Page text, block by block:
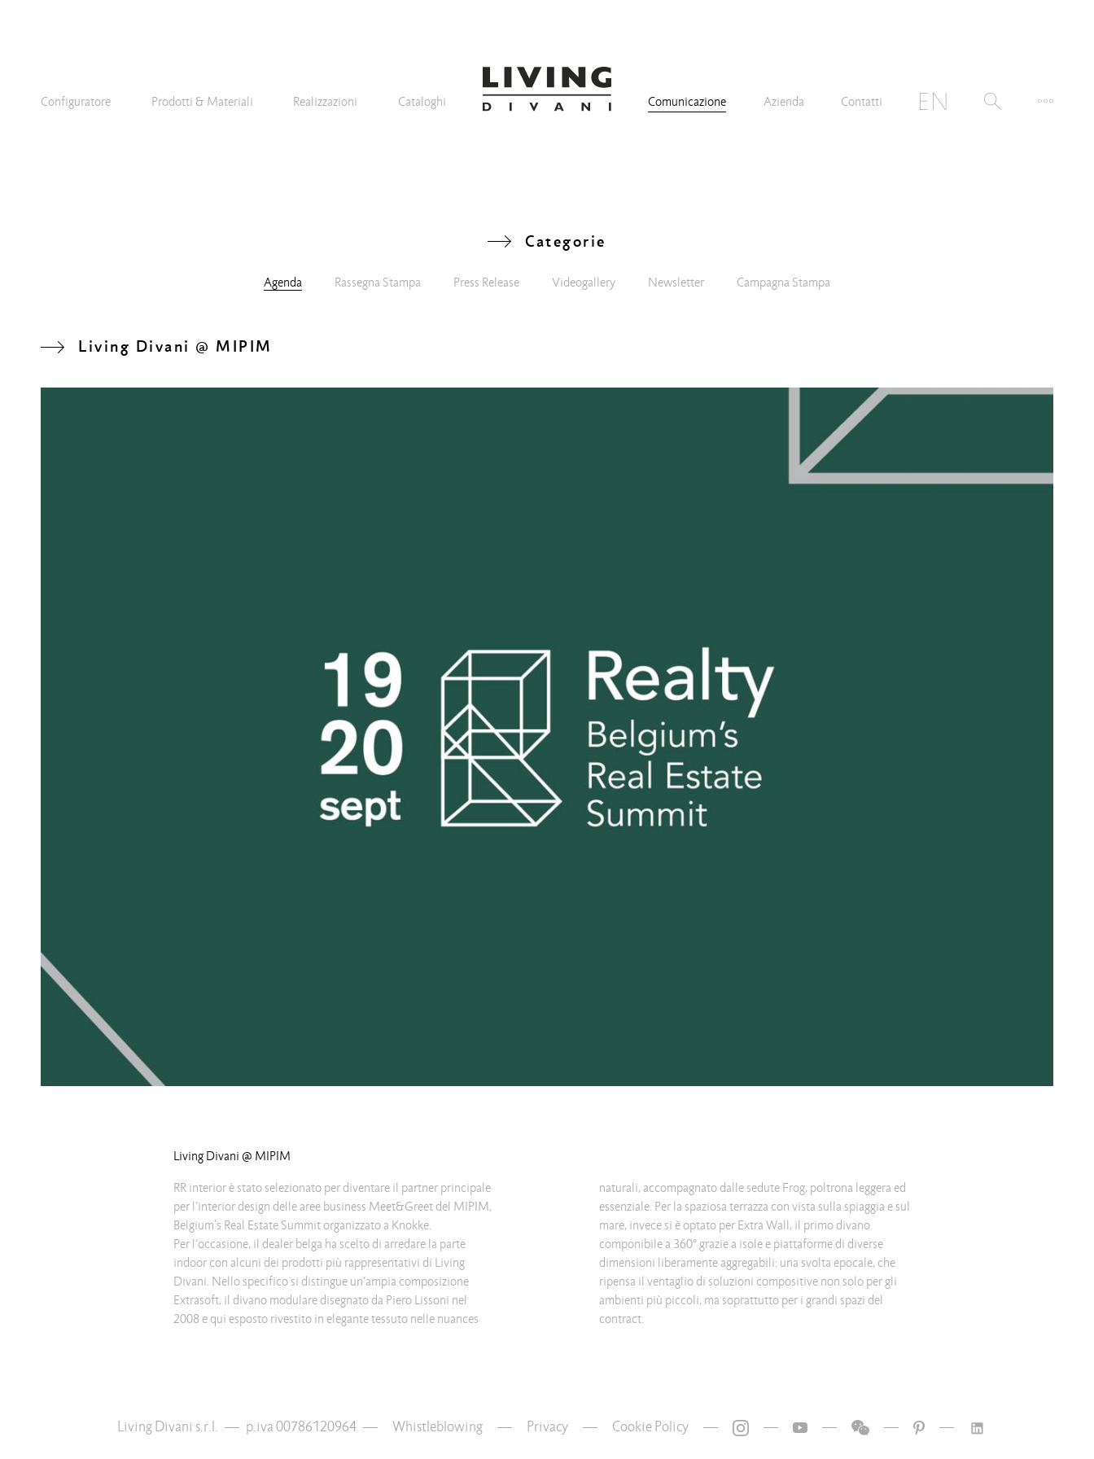
Configuratore Prodotti & Materiali Realizzazioni Cataloghi Comunicazione Azienda Contatti
Categorie
Agenda Rassegna Stampa Press Release Videogallery Newsletter Campagna Stampa
Living Divani @ MIPIM
Living Divani @ MIPIM
RR interior è stato selezionato per diventare il partner principale
per l’interior design delle aree business Meet&Greet del MIPIM,
Belgium's Real Estate Summit organizzato a Knokke.
Per l’occasione, il dealer belga ha scelto di arredare la parte
indoor con alcuni dei prodotti più rappresentativi di Living
Divani. Nello specifico si distingue un’ampia composizione
Extrasoft, il divano modulare disegnato da Piero Lissoni nel
2008 e qui esposto rivestito in elegante tessuto nelle nuances
naturali, accompagnato dalle sedute Frog, poltrona leggera ed
essenziale. Per la spaziosa terrazza con vista sulla spiaggia e sul
mare, invece si è optato per Extra Wall, il primo divano
componibile a 360° grazie a isole e piattaforme di diverse
dimensioni liberamente aggregabili: una svolta epocale, che
ripensa il ventaglio di soluzioni compositive non solo per gli
ambienti più piccoli, ma soprattutto per i grandi spazi del
contract.
Living Divani s.r.l. — p.iva 00786120964 Whistleblowing — Privacy — Cookie Policy — — — —